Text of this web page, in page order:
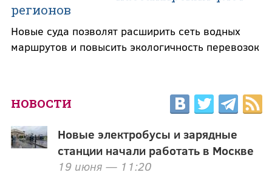
регионов
Новые суда позволят расширить сеть водных
маршрутов и повысить экологичность перевозок
НОВОСТИ
Новые электробусы и зарядные
станции начали работать в Москве
19 июня — 11:20